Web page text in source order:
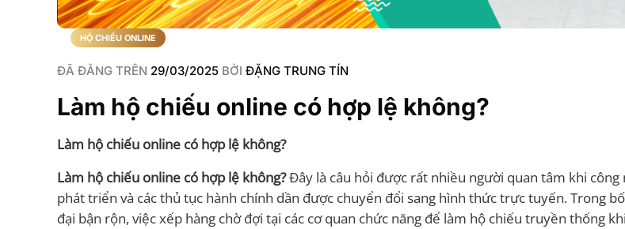
HỘ CHIẾU ONLINE
ĐÃ ĐĂNG TRÊN 29/03/2025 BỞI ĐẶNG TRUNG TÍN
Làm hộ chiếu online có hợp lệ không?
Làm hộ chiếu online có hợp lệ không?
Làm hộ chiếu online có hợp lệ không?Đây là câu hỏi được rất nhiều người quan tâm khi công
phát triển và các thủ tục hành chính dần được chuyển đổi sang hình thức trực tuyến. Trong
đại bận rộn, việc xếp hàng chờ đợi tại các cơ quan chức năng để làm hộ chiếu truyền thống